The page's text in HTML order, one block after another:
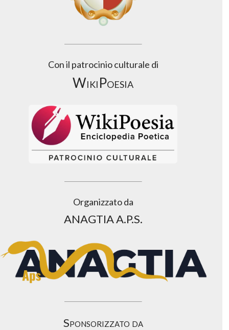
Con il patrocinio culturale di
WikiPoesia
Organizzato da
ANAGTIA A.P.S.
Sponsorizzato da